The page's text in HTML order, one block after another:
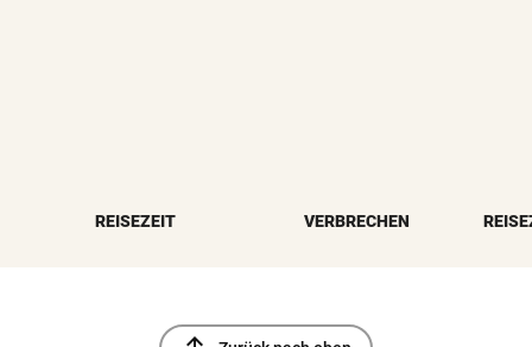
REISEZEIT VERBRECHEN